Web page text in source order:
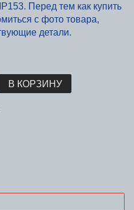
Перед тем как купить
с фото товара,
детали.
В КОРЗИНУ